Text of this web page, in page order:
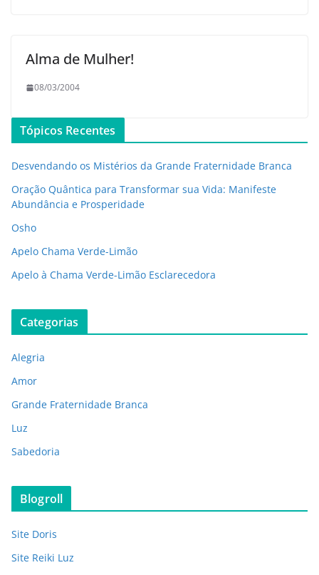
Alma de Mulher!
08/03/2004
Tópicos Recentes
Desvendando os Mistérios da Grande Fraternidade Branca
Oração Quântica para Transformar sua Vida: Manifeste
Abundância e Prosperidade
Osho
Apelo Chama Verde-Limão
Apelo à Chama Verde-Limão Esclarecedora
Categorias
Alegria
Amor
Grande Fraternidade Branca
Luz
Sabedoria
Blogroll
Site Doris
Site Reiki Luz